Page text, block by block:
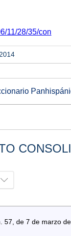
11/28/35/con
57, de 7 de marzo de